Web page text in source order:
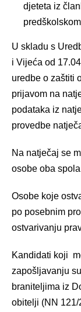
djeteta iz
U skladu s
i Vijeća od
uredbe o zaštiti
prijavom na
podataka iz
provedbe
Na natječaj se
osobe oba
Osobe koje
po posebnim
ostvarivanju
Kandidati koji
zapošljavanju
braniteljima iz
obitelji (NN 121/